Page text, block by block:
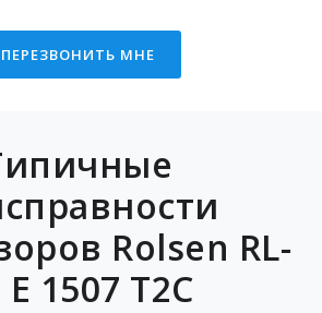
ПЕРЕЗВОНИТЬ МНЕ
Rolsen RL-
E 1507 T2C